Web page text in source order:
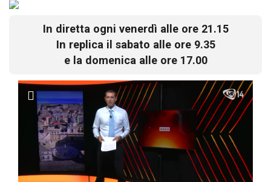
In diretta ogni venerdì alle ore 21.15
In replica il sabato alle ore 9.35
e la domenica alle ore 17.00